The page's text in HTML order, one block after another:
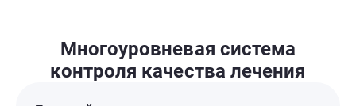
Многоуровневая система
контроля качества лечения